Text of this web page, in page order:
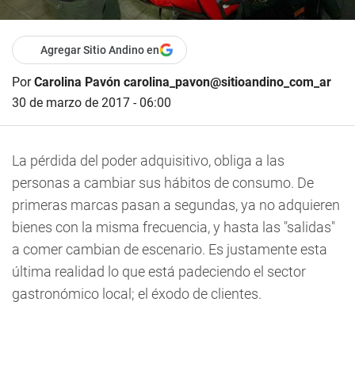
Agregar Sitio Andino en
PorCarolina Pavón carolina_pavon@sitioandino_com_ar
30 de marzo de 2017 - 06:00
La pérdida del poder adquisitivo, obliga a las
personas a cambiar sus hábitos de consumo. De
primeras marcas pasan a segundas, ya no adquieren
bienes con la misma frecuencia, y hasta las "salidas"
a comer cambian de escenario. Es justamente esta
última realidad lo que está padeciendo el sector
gastronómico local; el éxodo de clientes.